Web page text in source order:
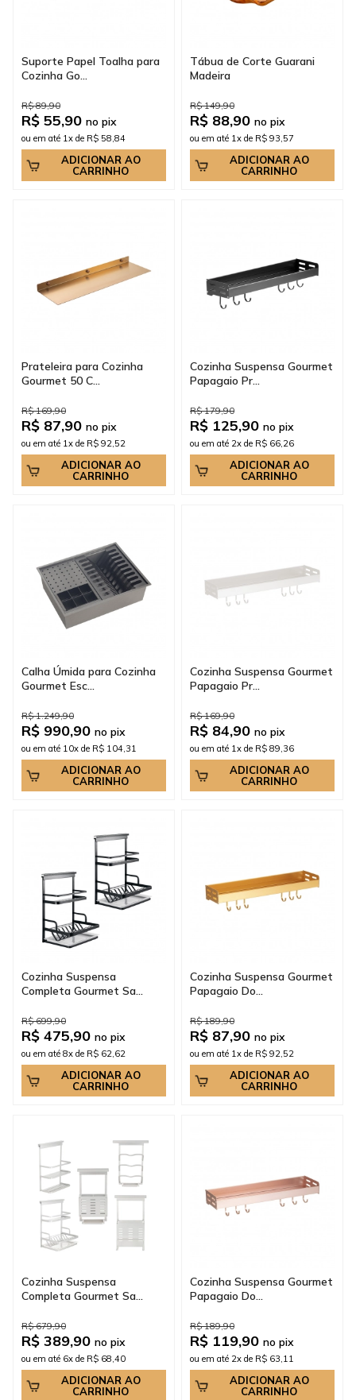
Suporte Papel Toalha para
Cozinha Go...
R$ 89,90
R$ 55,90 no pix
ou em até 1x de R$ 58,84
ADICIONAR AO
CARRINHO
Tábua de Corte Guarani
Madeira
R$ 149,90
R$ 88,90 no pix
ou em até 1x de R$ 93,57
ADICIONAR AO
CARRINHO
Prateleira para Cozinha
Gourmet 50 C...
R$ 169,90
R$ 87,90 no pix
ou em até 1x de R$ 92,52
ADICIONAR AO
CARRINHO
Cozinha Suspensa Gourmet
Papagaio Pr...
R$ 179,90
R$ 125,90 no pix
ou em até 2x de R$ 66,26
ADICIONAR AO
CARRINHO
Calha Úmida para Cozinha
Gourmet Esc...
R$ 1.249,90
R$ 990,90 no pix
ou em até 10x de R$ 104,31
ADICIONAR AO
CARRINHO
Cozinha Suspensa Gourmet
Papagaio Pr...
R$ 169,90
R$ 84,90 no pix
ou em até 1x de R$ 89,36
ADICIONAR AO
CARRINHO
Cozinha Suspensa
Completa Gourmet Sa...
R$ 699,90
R$ 475,90 no pix
ou em até 8x de R$ 62,62
ADICIONAR AO
CARRINHO
Cozinha Suspensa Gourmet
Papagaio Do...
R$ 189,90
R$ 87,90 no pix
ou em até 1x de R$ 92,52
ADICIONAR AO
CARRINHO
Cozinha Suspensa
Completa Gourmet Sa...
R$ 679,90
R$ 389,90 no pix
ou em até 6x de R$ 68,40
ADICIONAR AO
CARRINHO
Cozinha Suspensa Gourmet
Papagaio Do...
R$ 189,90
R$ 119,90 no pix
ou em até 2x de R$ 63,11
ADICIONAR AO
CARRINHO